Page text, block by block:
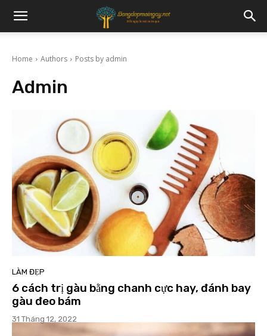
Home Authors Posts by admin
Admin
LÀM ĐẸP
6 cách trị gàu bằng chanh cực hay, đánh bay
gàu đeo bám
31 Tháng 12, 2022